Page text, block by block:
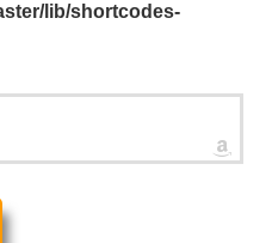
lib/shortcodes-